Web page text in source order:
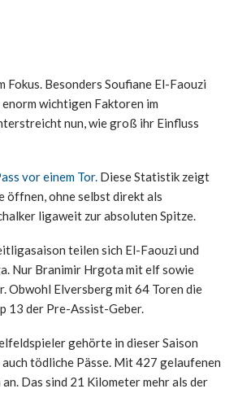
Fokus. Besonders Soufiane El-Faouzi
wichtigen Faktoren im
nun, wie groß ihr Einfluss
vor einem Tor. Diese Statistik zeigt
öffnen, ohne selbst direkt als
ligaweit zur absoluten Spitze.
teilen sich El-Faouzi und
Nur Branimir Hrgota mit elf sowie
Obwohl Elversberg mit 64 Toren die
13 der Pre-Assist-Geber.
gehörte in dieser Saison
tödliche Pässe. Mit 427 gelaufenen
Das sind 21 Kilometer mehr als der